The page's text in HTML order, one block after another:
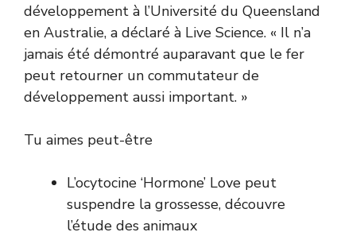
développement à l’Université du Queensland
en Australie, a déclaré à Live Science. « Il n’a
jamais été démontré auparavant que le fer
peut retourner un commutateur de
développement aussi important. »
Tu aimes peut-être
L’ocytocine ‘Hormone’ Love peut
suspendre la grossesse, découvre
l’étude des animaux